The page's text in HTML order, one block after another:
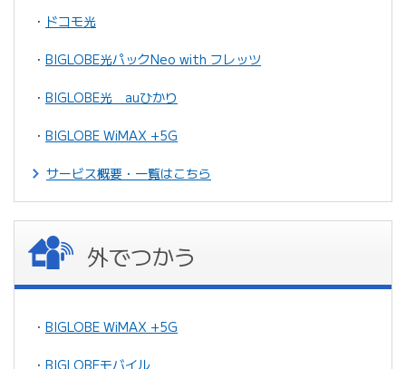
・ ドコモ光
・ BIGLOBE光パックNeo with フレッツ
・ BIGLOBE光 auひかり
・ BIGLOBE WiMAX +5G
サービス概要・一覧はこちら
外でつかう
・ BIGLOBE WiMAX +5G
・ BIGLOBEモバイル